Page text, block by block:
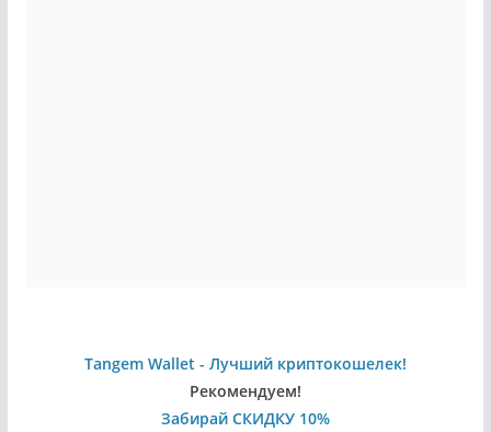
Tangem Wallet - Лучший криптокошелек!
Рекомендуем!
Забирай СКИДКУ 10%